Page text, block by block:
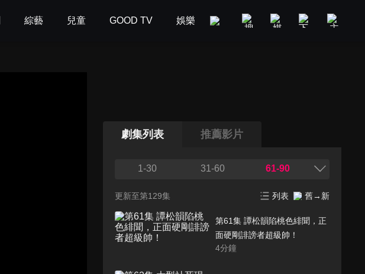
綜藝 兒童 GOOD TV 娛樂 美食旅遊 新聞政論
劇集列表 推薦影片
1-30 31-60 61-90
更新至第129集 列表 舊→新
第61集 譚松韻陷桃色緋聞，正
面硬剛誹謗者超級帥！
4分鐘